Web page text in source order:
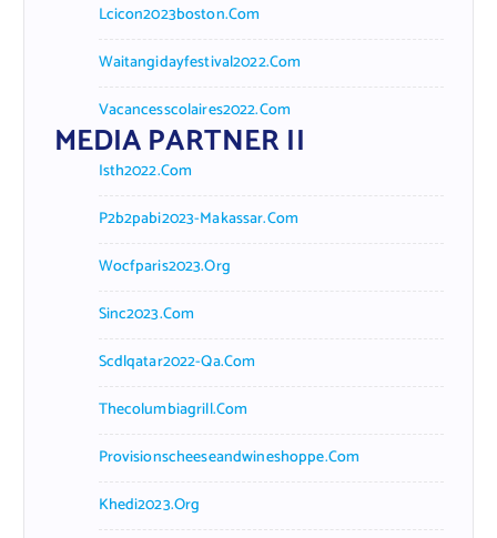
Lcicon2023boston.com
Waitangidayfestival2022.com
Vacancesscolaires2022.com
MEDIA PARTNER II
Isth2022.com
P2b2pabi2023-Makassar.com
Wocfparis2023.org
Sinc2023.com
Scdlqatar2022-Qa.com
Thecolumbiagrill.com
Provisionscheeseandwineshoppe.com
Khedi2023.org